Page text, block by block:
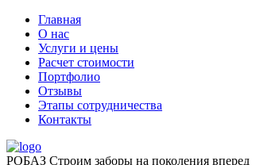
Главная
О нас
Услуги и цены
Расчет стоимости
Портфолио
Отзывы
Этапы сотрудничества
Контакты
РОБАЗ Строим заборы на поколения вперед